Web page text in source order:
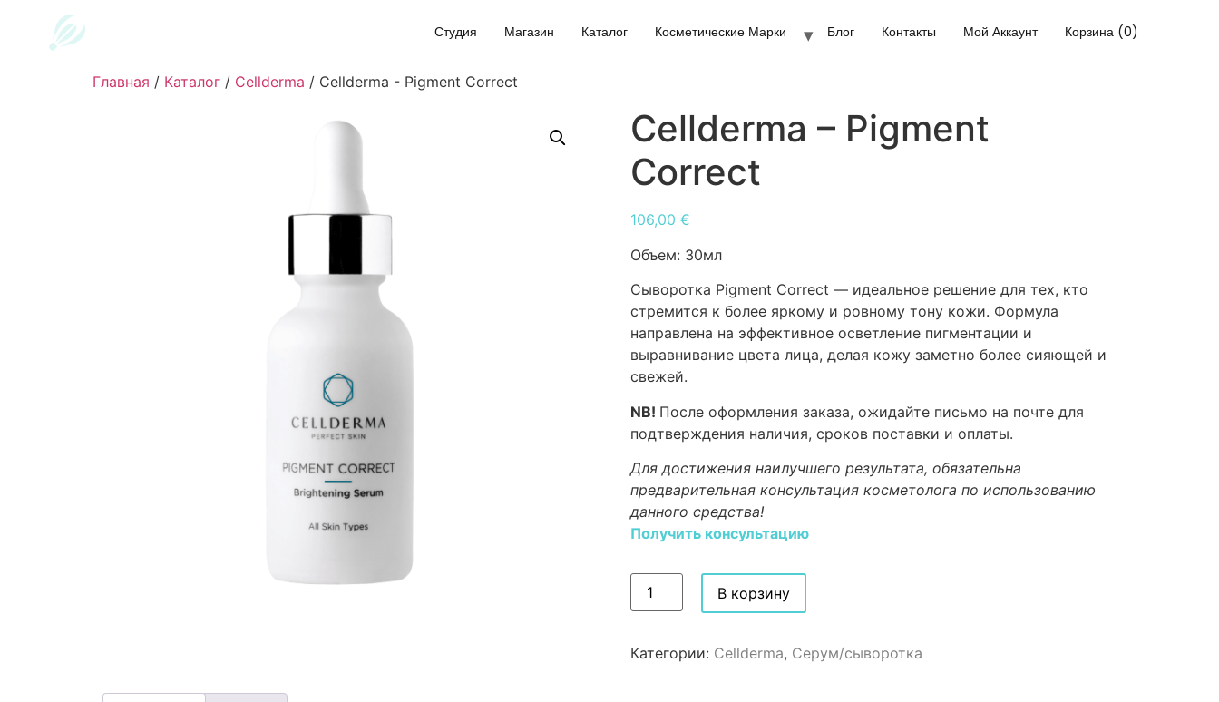
Студия Магазин Каталог Косметические Марки Блог Контакты Мой Аккаунт Корзина (0)
Главная / Каталог / Cellderma / Cellderma - Pigment Correct
Cellderma – Pigment
Correct
106,00 €
Объем: 30мл
Сыворотка Pigment Correct — идеальное решение для тех, кто
стремится к более яркому и ровному тону кожи. Формула
направлена на эффективное осветление пигментации и
выравнивание цвета лица, делая кожу заметно более сияющей и
свежей.
NB! После оформления заказа, ожидайте письмо на почте для
подтверждения наличия, сроков поставки и оплаты.
Для достижения наилучшего результата, обязательна
предварительная консультация косметолога по использованию
данного средства!
Получить консультацию
В корзину
Категории: Cellderma, Серум/сыворотка